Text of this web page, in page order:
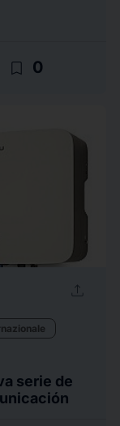
bookmark_border 0
upload
serie de